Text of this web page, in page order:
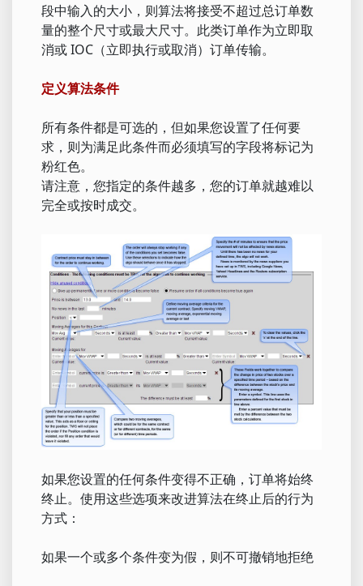
段中输入的大小，则算法将接受不超过总订单数
量的整个尺寸或最大尺寸。此类订单作为立即取
消或 IOC（立即执行或取消）订单传输。
定义算法条件
所有条件都是可选的，但如果您设置了任何要
求，则为满足此条件而必须填写的字段将标记为
粉红色。
请注意，您指定的条件越多，您的订单就越难以
完全或按时成交。
如果您设置的任何条件变得不正确，订单将始终
终止。使用这些选项来改进算法在终止后的行为
方式：
如果一个或多个条件变为假，则不可撤销地拒绝